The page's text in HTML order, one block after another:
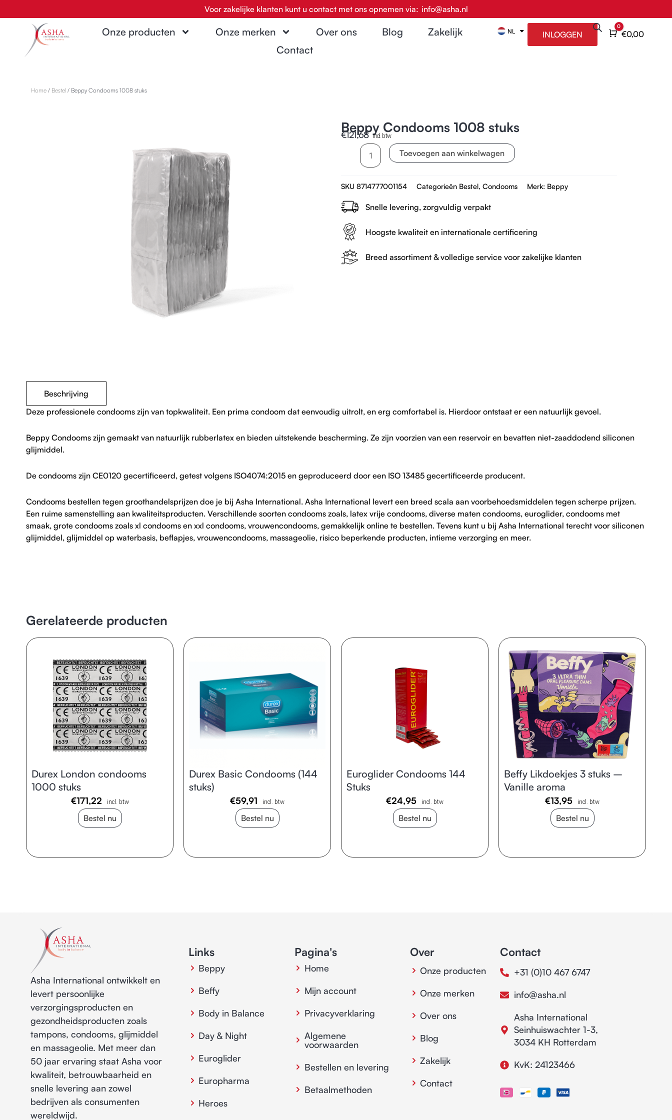
naar
Voor zakelijke klanten kunt u contact met ons opnemen via: info@asha.nl
Onze producten Onze merken Over ons Blog
Zakelijk
Contact
NL
EN INLOGGEN Winkelwagen
0
€0,00
Home / Bestel / Beppy Condooms 1008 stuks
Beppy Condooms 1008 stuks
€121,68 incl. btw
Beppy
Condooms
stuks
aantal
Toevoegen aan winkelwagen
SKU 8714777001154 Categorieën Bestel, Condooms Merk: Beppy
Snelle levering, zorgvuldig verpakt
Hoogste kwaliteit en internationale certificering
Breed assortiment & volledige service voor zakelijke klanten
Beschrijving
Deze professionele condooms zijn van topkwaliteit. Een prima condoom dat eenvoudig uitrolt, en erg comfortabel is. Hierdoor ontstaat er een natuurlijk gevoel.
Beppy Condooms zijn gemaakt van natuurlijk rubberlatex en bieden uitstekende bescherming. Ze zijn voorzien van een reservoir en bevatten niet-zaaddodend siliconen
glijmiddel.
De condooms zijn CE0120 gecertificeerd, getest volgens ISO4074:2015 en geproduceerd door een ISO 13485 gecertificeerde producent.
Condooms bestellen tegen groothandelsprijzen doe je bij Asha International. Asha International levert een breed scala aan voorbehoedsmiddelen tegen scherpe prijzen.
Een ruime samenstelling aan kwaliteitsproducten. Verschillende soorten condooms zoals, latex vrije condooms, diverse maten condooms, euroglider, condooms met
smaak, grote condooms zoals xl condooms en xxl condooms, vrouwencondooms, gemakkelijk online te bestellen. Tevens kunt u bij Asha International terecht voor siliconen
glijmiddel, glijmiddel op waterbasis, beflapjes, vrouwencondooms, massageolie, risico beperkende producten, intieme verzorging en meer.
Gerelateerde producten
Durex London condooms
1000 stuks
€171,22 incl. btw
Bestel nu
Durex Basic Condooms (144
stuks)
€59,91 incl. btw
Bestel nu
Euroglider Condooms 144
Stuks
€24,95 incl. btw
Bestel nu
Beffy Likdoekjes 3 stuks –
Vanille aroma
€13,95 incl. btw
Bestel nu
Contact
+31 (0)10 467 6747
info@asha.nl
Asha International
Seinhuiswachter 1-3,
3034 KH Rotterdam
KvK: 24123466
Over
Onze producten
Onze merken
Over ons
Blog
Zakelijk
Contact
Pagina's
Home
Mijn account
Privacyverklaring
Algemene
voorwaarden
Bestellen en levering
Betaalmethoden
Links
Beppy
Beffy
Body in Balance
Day & Night
Euroglider
Europharma
Heroes
Asha International ontwikkelt en
levert persoonlijke
verzorgingsproducten en
gezondheidsproducten zoals
tampons, condooms, glijmiddel
en massageolie. Met meer dan
50 jaar ervaring staat Asha voor
kwaliteit, betrouwbaarheid en
snelle levering aan zowel
bedrijven als consumenten
wereldwijd.